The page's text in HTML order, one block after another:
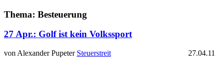
Thema: Besteuerung
27 Apr.: Golf ist kein Volkssport
von Alexander Pupeter Steuerstreit
27.04.11